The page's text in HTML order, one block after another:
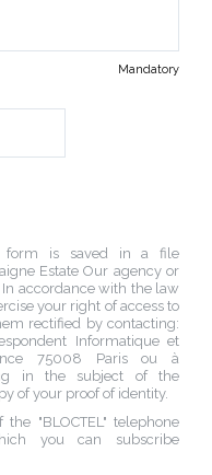
Mandatory
form is saved in a file
Estate Our agencyor
accordance with the law
your right of access to
rectified by contacting:
Informatique et
75008 Parisou à
in the subject of the
of your proof of identity.
"BLOCTEL" telephone
you can subscribe